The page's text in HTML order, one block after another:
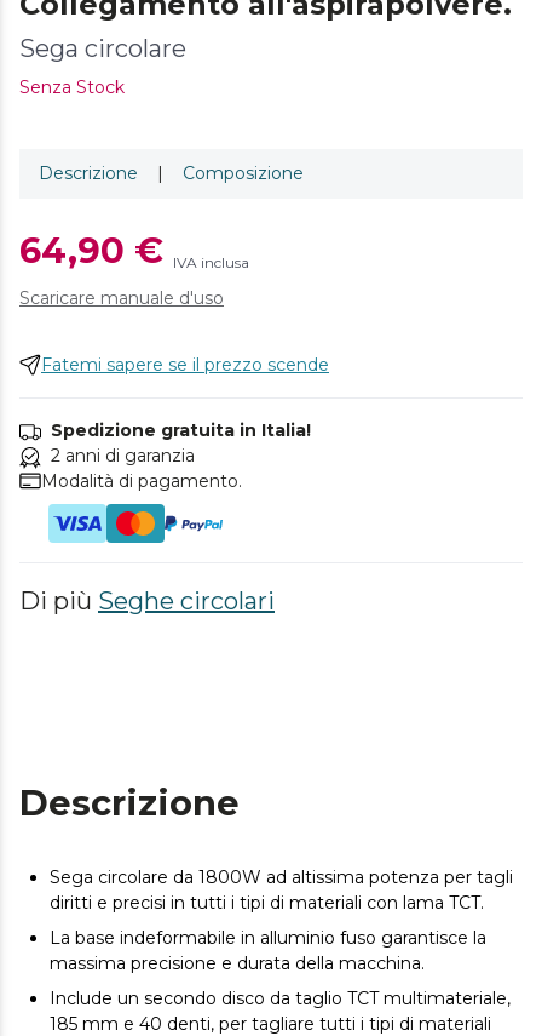
Sega circolare
Senza Stock
Descrizione | Composizione
64,90 € IVA inclusa
Scaricare manuale d'uso
Fatemi sapere se il prezzo scende
Spedizione gratuita in Italia!
2 anni di garanzia
Modalità di pagamento.
Di più Seghe circolari
Descrizione
Sega circolare da 1800W ad altissima potenza per tagli
diritti e precisi in tutti i tipi di materiali con lama TCT.
La base indeformabile in alluminio fuso garantisce la
massima precisione e durata della macchina.
Include un secondo disco da taglio TCT multimateriale,
185 mm e 40 denti, per tagliare tutti i tipi di materiali